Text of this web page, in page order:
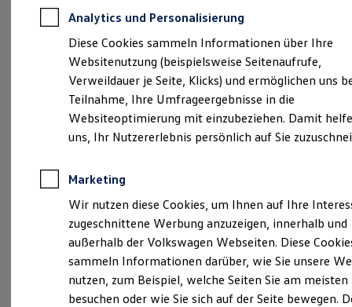
Autokredit mit Schlussrate
Versicherungen und Garantien
Kfz-Versicherung
Restschuldversicherungen
Garantien
Wartungsverträge
Geschäftskunden
Professional Class bei Volkswagen
Großkunden
Behörden
Anpfiff zum Gewinn
Elektroautos
ID. Tutorials
Elektrofahrzeugkonzepte
Reichweite
Reichweite der ID. Modelle
Reichweite im Winter
Impressum & Rechtliches)
Probefahrt vereinbaren
Analytics und Personalisierung
Diese Cookies sammeln Informationen über Ihre
Websitenutzung (beispielsweise Seitenaufrufe,
Verweildauer je Seite, Klicks) und ermöglichen uns
Teilnahme, Ihre Umfrageergebnisse in die
Websiteoptimierung mit einzubeziehen. Damit
uns, Ihr Nutzererlebnis persönlich auf Sie
Marketing
Wir nutzen diese Cookies, um Ihnen auf Ihre
zugeschnittene Werbung anzuzeigen, innerhalb und
außerhalb der Volkswagen Webseiten. Diese
sammeln Informationen darüber, wie Sie unsere
nutzen, zum Beispiel, welche Seiten Sie am meisten
besuchen oder wie Sie sich auf der Seite bewegen.